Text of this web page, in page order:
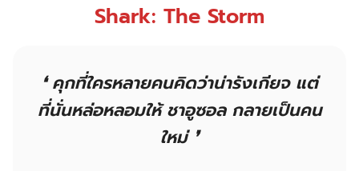
Shark: The Storm
❛ คุกที่ใครหลายคนคิดว่าน่ารังเกียจ แต่
ที่นั่นหล่อหลอมให้ชาอูซอล กลายเป็นคน
ใหม่ ❜